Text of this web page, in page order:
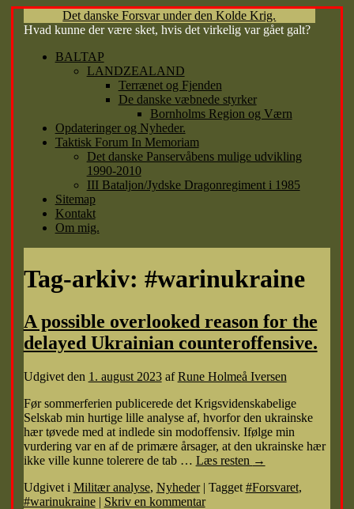
Det danske Forsvar under den Kolde Krig.
Hvad kunne der være sket, hvis det virkelig var gået galt?
Hop
BALTAP
LANDZEALAND
Terrænet og Fjenden
De danske væbnede styrker
Bornholms Region og Værn
Opdateringer og Nyheder.
Taktisk Forum In Memoriam
Det danske Panservåbens mulige udvikling
1990-2010
III Bataljon/Jydske Dragonregiment i 1985
Sitemap
Kontakt
Om mig.
Tag-arkiv: #warinukraine
A possible overlooked reason for the
delayed Ukrainian counteroffensive.
Udgivet den 1. august 2023 af Rune Holmeå Iversen
Før sommerferien publicerede det Krigsvidenskabelige
Selskab min hurtige lille analyse af, hvorfor den ukrainske
hær tøvede med at indlede sin modoffensiv. Ifølge min
vurdering var en af de primære årsager, at den ukrainske hær
ikke ville kunne tolerere de tab … Læs resten →
Udgivet i Militær analyse, Nyheder | Tagget #Forsvaret,
#warinukraine | Skriv en kommentar